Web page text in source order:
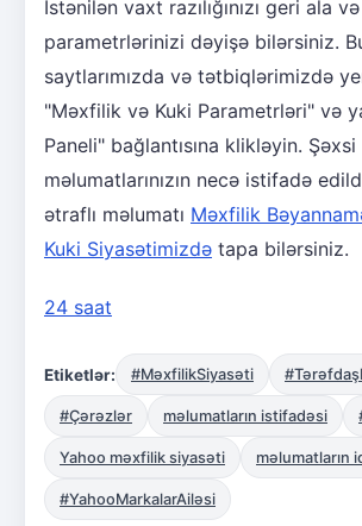
İstənilən vaxt razılığınızı geri ala
parametrlərinizi dəyişə bilərsiniz.
saytlarımızda və tətbiqlərimizdə
"Məxfilik və Kuki Parametrləri" və
Paneli" bağlantısına klikləyin. Şəxsi
məlumatlarınızın necə istifadə
ətraflı məlumatı Məxfilik
Kuki Siyasətimizdə tapa bilərsiniz.
24 saat
Etiketlər: #MəxfilikSiyasəti
#Çərəzlər məlumatların istifadəsi
Yahoo məxfilik siyasəti məlumatların
#YahooMarkalarAiləsi